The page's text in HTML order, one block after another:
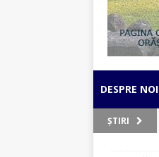
DESPRE NOI
ȘTIRI